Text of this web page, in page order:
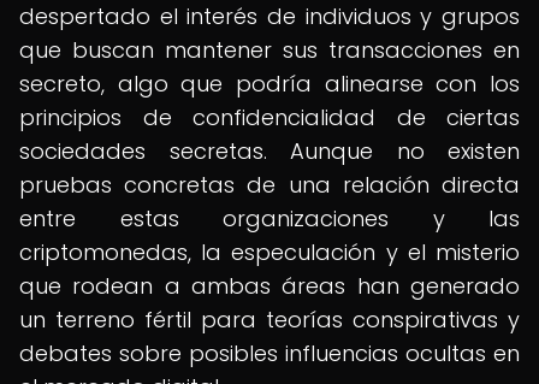
despertado el interés de individuos y grupos
que buscan mantener sus transacciones en
secreto, algo que podría alinearse con los
principios de confidencialidad de ciertas
sociedades secretas. Aunque no existen
pruebas concretas de una relación directa
entre estas organizaciones y las
criptomonedas, la especulación y el misterio
que rodean a ambas áreas han generado
un terreno fértil para teorías conspirativas y
debates sobre posibles influencias ocultas en